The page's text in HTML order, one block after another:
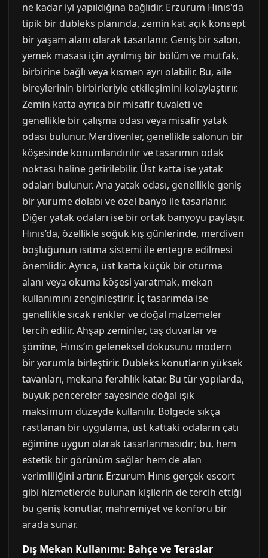
ne kadar iyi yapıldığına bağlıdır. Erzurum Hınıs'da
tipik bir dubleks planında, zemin kat açık konsept
bir yaşam alanı olarak tasarlanır. Geniş bir salon,
yemek masası için ayrılmış bir bölüm ve mutfak,
birbirine bağlı veya kısmen ayrı olabilir. Bu, aile
bireylerinin birbirleriyle etkileşimini kolaylaştırır.
Zemin katta ayrıca bir misafir tuvaleti ve
genellikle bir çalışma odası veya misafir yatak
odası bulunur. Merdivenler, genellikle salonun bir
köşesinde konumlandırılır ve tasarımın odak
noktası haline getirilebilir. Üst katta ise yatak
odaları bulunur. Ana yatak odası, genellikle geniş
bir yürüme dolabı ve özel banyo ile tasarlanır.
Diğer yatak odaları ise bir ortak banyoyu paylaşır.
Hınıs’da, özellikle soğuk kış günlerinde, merdiven
boşluğunun ısıtma sistemi ile entegre edilmesi
önemlidir. Ayrıca, üst katta küçük bir oturma
alanı veya okuma köşesi yaratmak, mekan
kullanımını zenginleştirir. İç tasarımda ise
genellikle sıcak renkler ve doğal malzemeler
tercih edilir. Ahşap zeminler, taş duvarlar ve
şömine, Hınıs’ın geleneksel dokusunu modern
bir yorumla birleştirir. Dubleks konutların yüksek
tavanları, mekana ferahlık katar. Bu tür yapılarda,
büyük pencereler sayesinde doğal ışık
maksimum düzeyde kullanılır. Bölgede sıkça
rastlanan bir uygulama, üst kattaki odaların çatı
eğimine uygun olarak tasarlanmasıdır; bu, hem
estetik bir görünüm sağlar hem de alan
verimliliğini artırır. Erzurum Hınıs gerçek escort
gibi hizmetlerde bulunan kişilerin de tercih ettiği
bu geniş konutlar, mahremiyet ve konforu bir
arada sunar.
Dış Mekan Kullanımı: Bahçe ve Teraslar